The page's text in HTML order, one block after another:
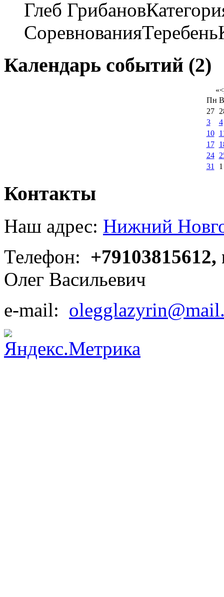
Глеб
Календарь событий (2)
«<
Пн
27
3
4
10
17
24
31
1
Контакты
Наш адрес: Нижний
Телефон:
Олег Васильевич
e-mail: